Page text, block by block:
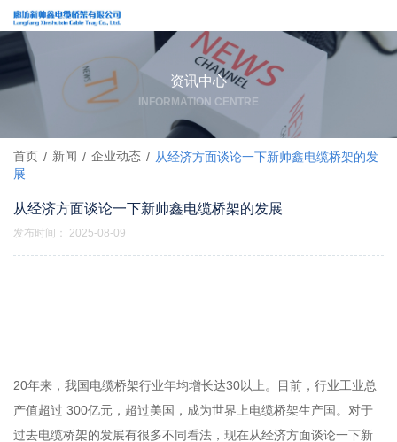
资讯中心
INFORMATION CENTRE
首页 / 新闻 / 企业动态 / 从经济方面谈论一下新帅鑫电缆桥架的发
展
从经济方面谈论一下新帅鑫电缆桥架的发展
发布时间： 2025-08-09
20年来，我国电缆桥架行业年均增长达30以上。目前，行业工业总
产值超过 300亿元，超过美国，成为世界上电缆桥架生产国。对于
过去电缆桥架的发展有很多不同看法，现在从经济方面谈论一下新